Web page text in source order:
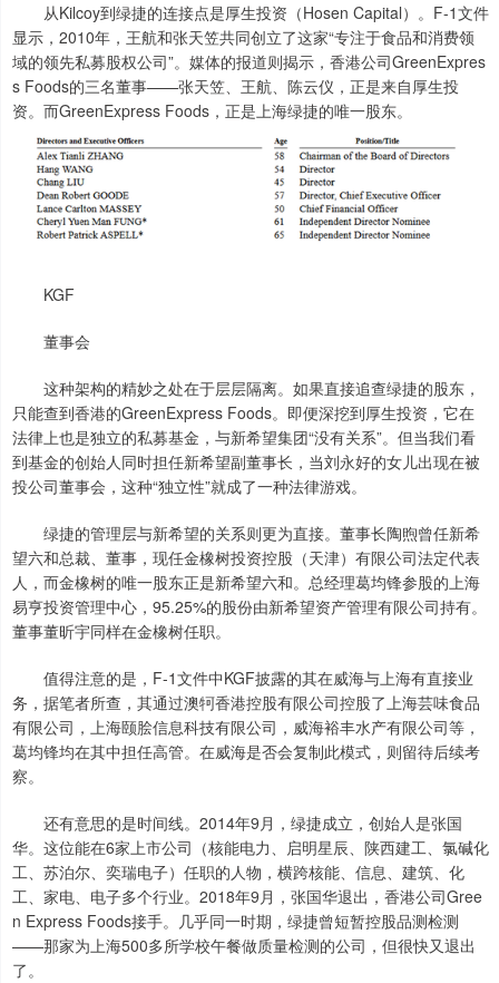
从Kilcoy到绿捷的连接点是厚生投资（Hosen Capital）。F-1文件
显示，2010年，王航和张天笠共同创立了这家“专注于食品和消费领
域的领先私募股权公司”。媒体的报道则揭示，香港公司GreenExpres
s Foods的三名董事——张天笠、王航、陈云仪，正是来自厚生投
资。而GreenExpress Foods，正是上海绿捷的唯一股东。
KGF
董事会
这种架构的精妙之处在于层层隔离。如果直接追查绿捷的股东，
只能查到香港的GreenExpress Foods。即便深挖到厚生投资，它在
法律上也是独立的私募基金，与新希望集团“没有关系”。但当我们看
到基金的创始人同时担任新希望副董事长，当刘永好的女儿出现在被
投公司董事会，这种“独立性”就成了一种法律游戏。
绿捷的管理层与新希望的关系则更为直接。董事长陶煦曾任新希
望六和总裁、董事，现任金橡树投资控股（天津）有限公司法定代表
人，而金橡树的唯一股东正是新希望六和。总经理葛均锋参股的上海
易亨投资管理中心，95.25%的股份由新希望资产管理有限公司持有。
董事董昕宇同样在金橡树任职。
值得注意的是，F-1文件中KGF披露的其在威海与上海有直接业
务，据笔者所查，其通过澳牱香港控股有限公司控股了上海芸味食品
有限公司，上海颐脍信息科技有限公司，威海裕丰水产有限公司等，
葛均锋均在其中担任高管。在威海是否会复制此模式，则留待后续考
察。
还有意思的是时间线。2014年9月，绿捷成立，创始人是张国
华。这位能在6家上市公司（核能电力、启明星辰、陕西建工、氯碱化
工、苏泊尔、奕瑞电子）任职的人物，横跨核能、信息、建筑、化
工、家电、电子多个行业。2018年9月，张国华退出，香港公司Gree
n Express Foods接手。几乎同一时期，绿捷曾短暂控股品测检测
——那家为上海500多所学校午餐做质量检测的公司，但很快又退出
了。